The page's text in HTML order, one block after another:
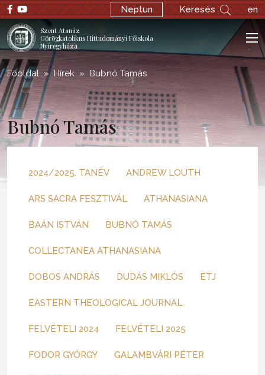
Neptun Keresés en
Szent Atanáz
Görögkatolikus Hittudományi Főiskola
Nyíregyháza
Főoldal Hírek Bubnó Tamás
Bubnó Tamás
2024/2025. TANÉV ANDREW LOUTH
ARS SACRA FESZTIVÁL ATHANASIANA
BAÁN ISTVÁN BUBNÓ TAMÁS
COLLECTANEA ATHANASIANA
DOBOS ANDRÁS DUDÁS MIKLÓS ETJ
EASTERN THEOLOGICAL JOURNAL
FELVÉTELI 2024 FELVÉTELI 2025
FODOR GYÖRGY GALAMBVÁRI PÉTER